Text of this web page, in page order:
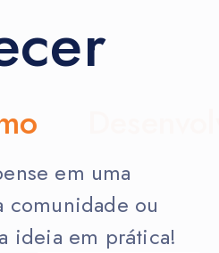
em uma
comunidade ou
ideia em prática!